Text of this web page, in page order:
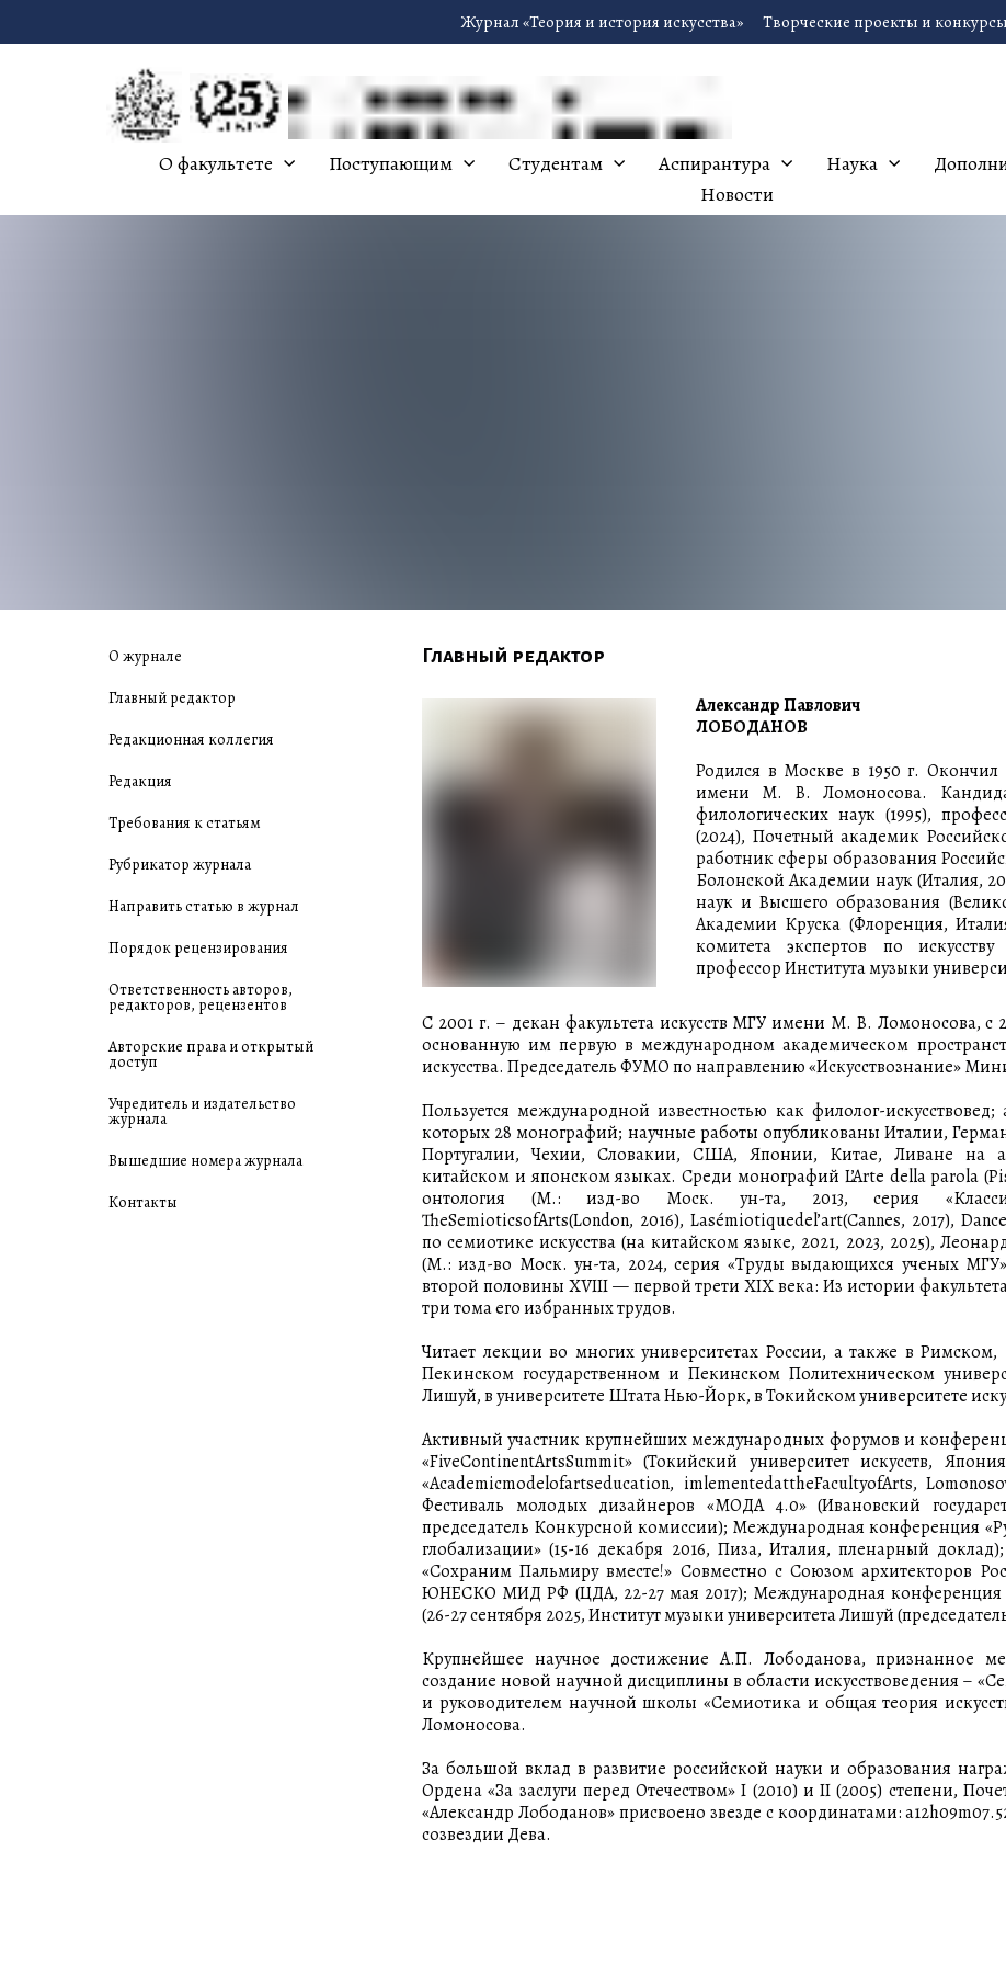
Журнал «Теория и история искусства» Творческие проекты и конкурсы
О факультете Поступающим Студентам Аспирантура Наука
Новости
О журнале
Главный редактор
Редакционная коллегия
Редакция
Требования к статьям
Рубрикатор журнала
Направить статью в журнал
Порядок рецензирования
Ответственность авторов,
редакторов, рецензентов
Авторские права и открытый
доступ
Учредитель и издательство
журнала
Вышедшие номера журнала
Контакты
С 2001 г. – декан факультета искусств МГУ имени М. В. Ломоносова, с
основанную им первую в международном академическом
искусства. Председатель ФУМО по направлению «Искусствознание»
Пользуется международной известностью как филолог-
которых 28 монографий; научные работы опубликованы Италии,
Португалии, Чехии, Словакии, США, Японии, Китае, Ливане на
китайском и японском языках. Среди монографий L’Arte della parola
онтология (М.: изд-во Моск. ун-та, 2013, серия
TheSemioticsofArts(London, 2016), Lasémiotiquedel’art(Cannes, 2017),
по семиотике искусства (на китайском языке, 2021, 2023, 2025),
(М.: изд-во Моск. ун-та, 2024, серия «Труды выдающихся ученых
второй половины XVIII — первой трети XIX века: Из истории
три тома его избранных трудов.
Читает лекции во многих университетах России, а также в
Пекинском государственном и Пекинском Политехническом
Лишуй, в университете Штата Нью-Йорк, в Токийском университете
Активный участник крупнейших международных форумов и
«FiveContinentArtsSummit» (Токийский университет искусств,
«Academicmodelofartseducation, imlementedattheFacultyofArts,
Фестиваль молодых дизайнеров «МОДА 4.0» (Ивановский
председатель Конкурсной комиссии); Международная конференция
глобализации» (15-16 декабря 2016, Пиза, Италия, пленарный
«Сохраним Пальмиру вместе!» Совместно с Союзом архитекторов
ЮНЕСКО МИД РФ (ЦДА, 22-27 мая 2017); Международная конференция
(26-27 сентября 2025, Институт музыки университета Лишуй
Крупнейшее научное достижение А.П. Лободанова, признанное
создание новой научной дисциплины в области искусствоведения –
и руководителем научной школы «Семиотика и общая теория
Ломоносова.
За большой вклад в развитие российской науки и образования
Ордена «За заслуги перед Отечеством» I (2010) и II (2005) степени,
«Александр Лободанов» присвоено звезде с координатами:
созвездии Дева.
Александр Павлович
ЛОБОДАНОВ
Родился в Москве в 1950 г. Окончил
имени М. В. Ломоносова.
филологических наук (1995),
(2024), Почетный академик
работник сферы образования
Болонской Академии наук (Италия,
наук и Высшего образования
Академии Круска (Флоренция,
комитета экспертов по
профессор Института музыки
Главный редактор